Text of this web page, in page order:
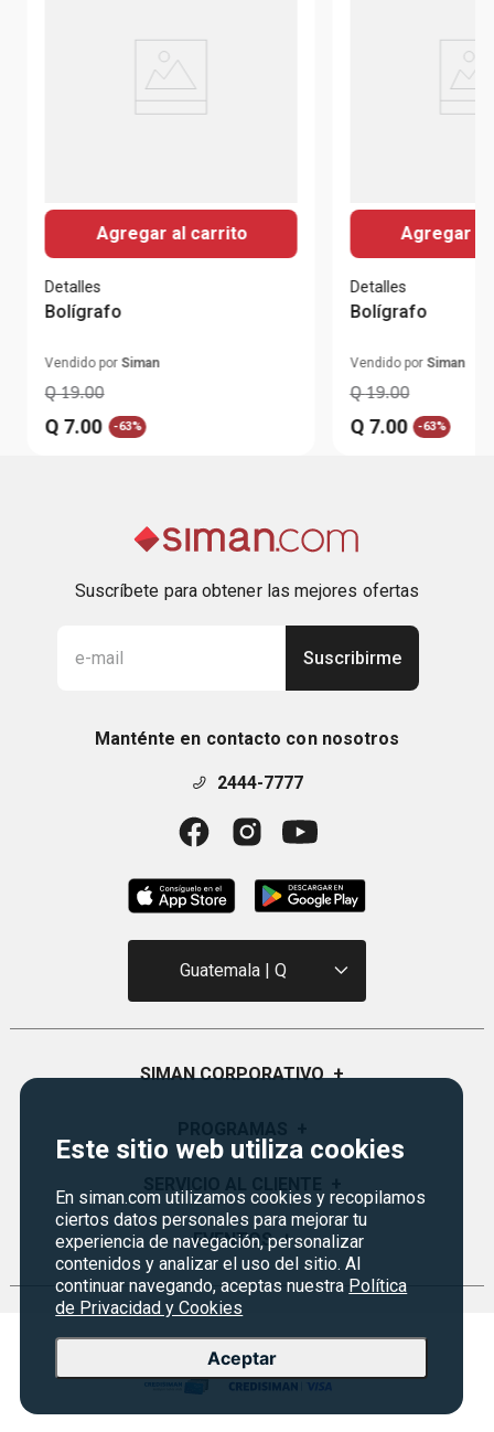
Este sitio web utiliza cookies
En siman.com utilizamos cookies y recopilamos
ciertos datos personales para mejorar tu
experiencia de navegación, personalizar
contenidos y analizar el uso del sitio. Al
continuar navegando, aceptas nuestra Política
de Privacidad y Cookies
Aceptar
Agregar al carrito
Detalles
Bolígrafo
Vendido por Siman
Q 19.00
Q 7.00 -63%
Agregar
Detalles
Bolígrafo
Vendido por Siman
Q 19.00
Q 7.00 -63%
Suscríbete para obtener las mejores ofertas
Suscribirme
Manténte en contacto con nosotros
2444-7777
Guatemala | Q
SIMAN CORPORATIVO +
Visión y Misión
Historia
Sucursales
Servicios
Empleos Siman
Certificados de Regalo
Siman PRO
Credisiman
Preguntas Frecuentes
Política de devoluciones y garantías
Contáctenos
Seguridad del sitio
Política de Privacidad
Condiciones ofertas
EVENTOS +
Rebajas